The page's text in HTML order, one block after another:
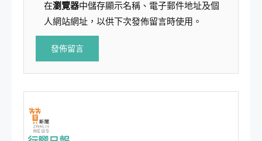
在瀏覽器中儲存顯示名稱、電子郵件地址及個
人網站網址，以供下次發佈留言時使用。